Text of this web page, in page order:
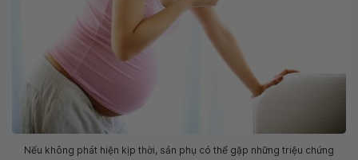
Nếu không phát hiện kịp thời, sản phụ có thể gặp những triệu chứng